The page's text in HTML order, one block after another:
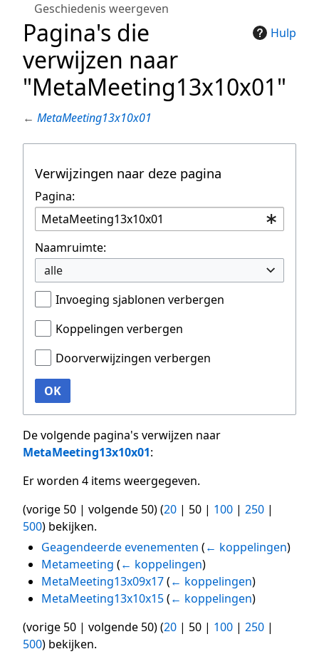
Geschiedenis weergeven
Hulp
Pagina's die
verwijzen naar
"MetaMeeting13x10x01"
← MetaMeeting13x10x01
Verwijzingen naar deze pagina
Pagina:
Naamruimte:
alle
Invoeging sjablonen verbergen
Koppelingen verbergen
Doorverwijzingen verbergen
OK
De volgende pagina's verwijzen naar
MetaMeeting13x10x01:
Er worden 4 items weergegeven.
(vorige 50 | volgende 50) (20 | 50 | 100 | 250 |
500) bekijken.
Geagendeerde evenementen (← koppelingen)
Metameeting (← koppelingen)
MetaMeeting13x09x17 (← koppelingen)
MetaMeeting13x10x15 (← koppelingen)
(vorige 50 | volgende 50) (20 | 50 | 100 | 250 |
500) bekijken.